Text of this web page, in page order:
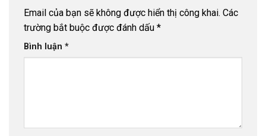
Email của bạn sẽ không được hiển thị công khai. Các
trường bắt buộc được đánh dấu *
Bình luận *